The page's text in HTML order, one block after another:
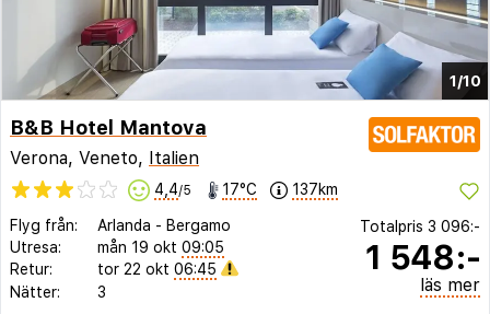
1/10
B&B Hotel Mantova
Verona, Veneto, Italien
4,4/5 17°C 137km
Flyg från: Arlanda - Bergamo
Utresa:
mån 19 okt 09:05
Retur:
tor 22 okt 06:45
Nätter:
3
Totalpris 3 096:-
1 548:-
läs mer